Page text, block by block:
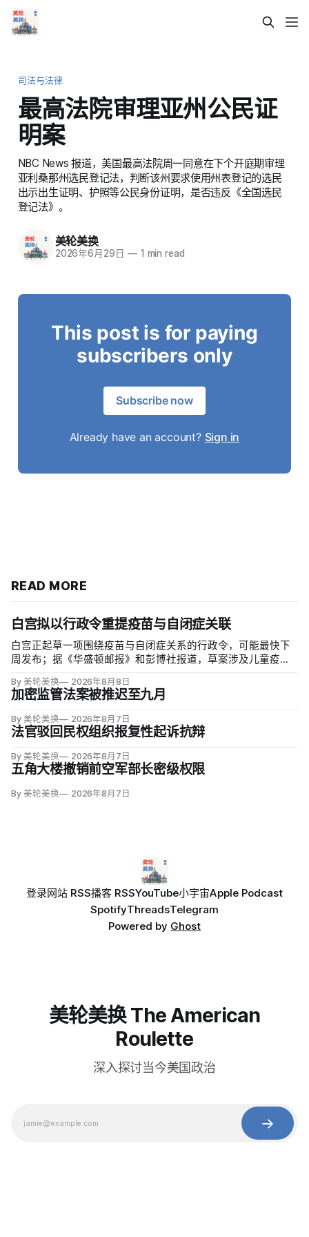
司法与法律
最高法院审理亚州公民证
明案
NBC News 报道，美国最高法院周一同意在下个开庭期审理
亚利桑那州选民登记法，判断该州要求使用州表登记的选民
出示出生证明、护照等公民身份证明，是否违反《全国选民
登记法》。
美轮美换
2026年6月29日 —1 min read
This post is for paying
subscribers only
Subscribe now
Already have an account? Sign in
READ MORE
白宫拟以行政令重提疫苗与自闭症关联
白宫正起草一项围绕疫苗与自闭症关系的行政令，可能最快下
周发布；据《华盛顿邮报》和彭博社报道，草案涉及儿童疫苗
项覆盖全球数百万儿童的高质量研究均未发现儿童疫苗导致自
闭症，相关说法源自一项后来撤稿的欺诈性研究，作者也被吊
销执照。
By 美轮美换 2026年8月8日
加密监管法案被推迟至九月
By 美轮美换 2026年8月7日
法官驳回民权组织报复性起诉抗辩
By 美轮美换 2026年8月7日
五角大楼撤销前空军部长密级权限
By 美轮美换 2026年8月7日
登录网站 RSS播客 RSSYouTube小宇宙Apple Podcast
SpotifyThreadsTelegram
Powered by Ghost
美轮美换 The American
Roulette
深入探讨当今美国政治